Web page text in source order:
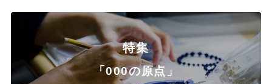
特集
「000の原点」